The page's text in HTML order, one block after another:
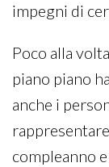
impegni di
Poco alla
piano piano
anche i
compleanno